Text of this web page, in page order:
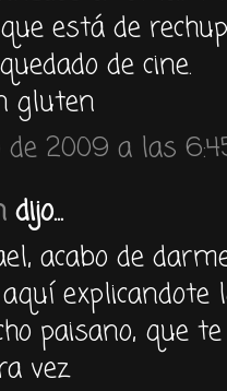
está de
de cine.
gluten
de 2009 a las
dijo...
acabo de
explicandote
paisano, que
vez